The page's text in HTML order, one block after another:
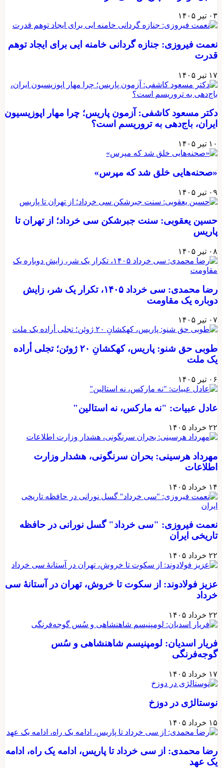
۰۳ تیر ۱۴۰۵
نعمت فیروزی: جنازه گردانی خامنه ایی برای ایجاد توهم
قدرت
۱۷ تیر ۱۴۰۵
دکتر مسعود کاشفی: آزمون پاریس؛ چرا مهار اپوزیسیون
ایران، باج‌دهی به تروریسم است؟
۱۰ تیر ۱۴۰۵
«صحنه‌هایی خلق شد که مپرس»
۰۹ تیر ۱۴۰۵
حسین یعقوبی: سنت جبرشکن سی خرداد؛ از تهران تا
پاریس
۰۸ تیر ۱۴۰۵
رضا محمدی: سی خرداد ۱۴۰۵، تکرار یک شر، زایش
دوباره یک مقاومت
۰۷ تیر ۱۴۰۵
طوبی حق شنو: پاریس، کهکشانِ ۲۰ ژوئن؛ تجلی أراده
یک ملت
۰۶ تیر ۱۴۰۵
عادل عبیات: "نه مارکس، نه استالین"
۲۲ خرداد ۱۴۰۵
مهرداد هرسینی: بحران سرنگونی، هشدار وزارت
اطلاعات
۱۴ خرداد ۱۴۰۵
نعمت فیروزی: "سی خرداد" گسل نورانی در حافظه
تاریخی ایران
۲۲ خرداد ۱۴۰۵
عزیز فولادوند: از سکوت تا خروش، تهران در آستانهٔ سی
خرداد
۲۲ خرداد ۱۴۰۵
فریار اسدیان: لومپنیسم شاهنشاهی و سُس
گوجه‌فرنگی
۱۷ خرداد ۱۴۰۵
نوستالژی در دوزخ
۱۵ خرداد ۱۴۰۵
رضا محمدی: از سی خرداد تا پاریس، ادامه یک راه، ادامه
یک عهد